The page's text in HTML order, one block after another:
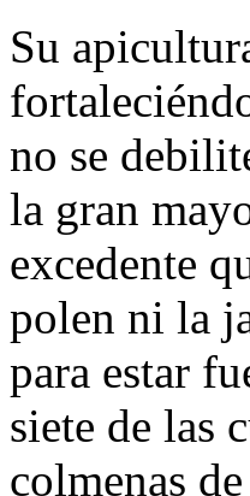
Su
no se
la gran
excedente
polen ni la
para estar
siete de las
colmenas